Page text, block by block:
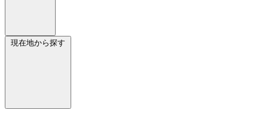
現在地から探す